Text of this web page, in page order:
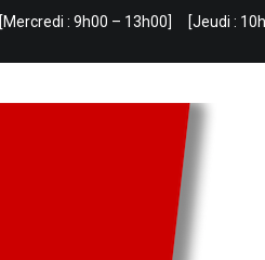
[Mercredi : 9h00 – 13h00]
[Jeudi :